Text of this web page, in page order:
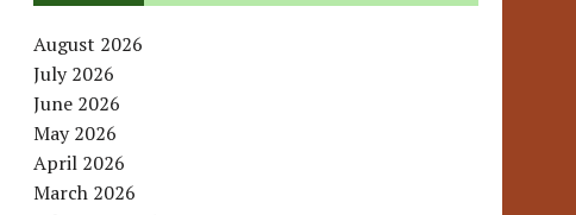
August 2026
July 2026
June 2026
May 2026
April 2026
March 2026